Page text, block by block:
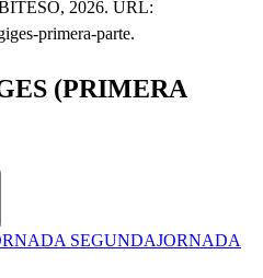
2026. URL:
primera-parte.
(PRIMERA
SEGUNDAJORNADA